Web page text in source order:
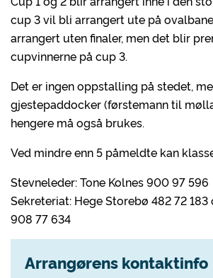
cup 3 vil bli arrangert ute på
arrangert uten finaler, men det blir
cupvinnerne på cup 3.
Det er ingen oppstalling på stedet,
gjestepaddocker (førstemann til
hengere må også brukes.
Ved mindre enn 5 påmeldte kan
Stevneleder: Tone Kolnes 900 97 596
Sekreteriat: Hege Storebø 482 72 183
908 77 634
Arrangørens kontaktinfo